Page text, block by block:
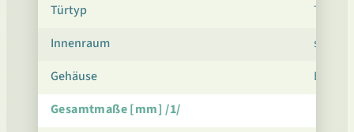
Türtyp
Tür
Innenraum
Gehäuse
Gesamtmaße [mm] /1/